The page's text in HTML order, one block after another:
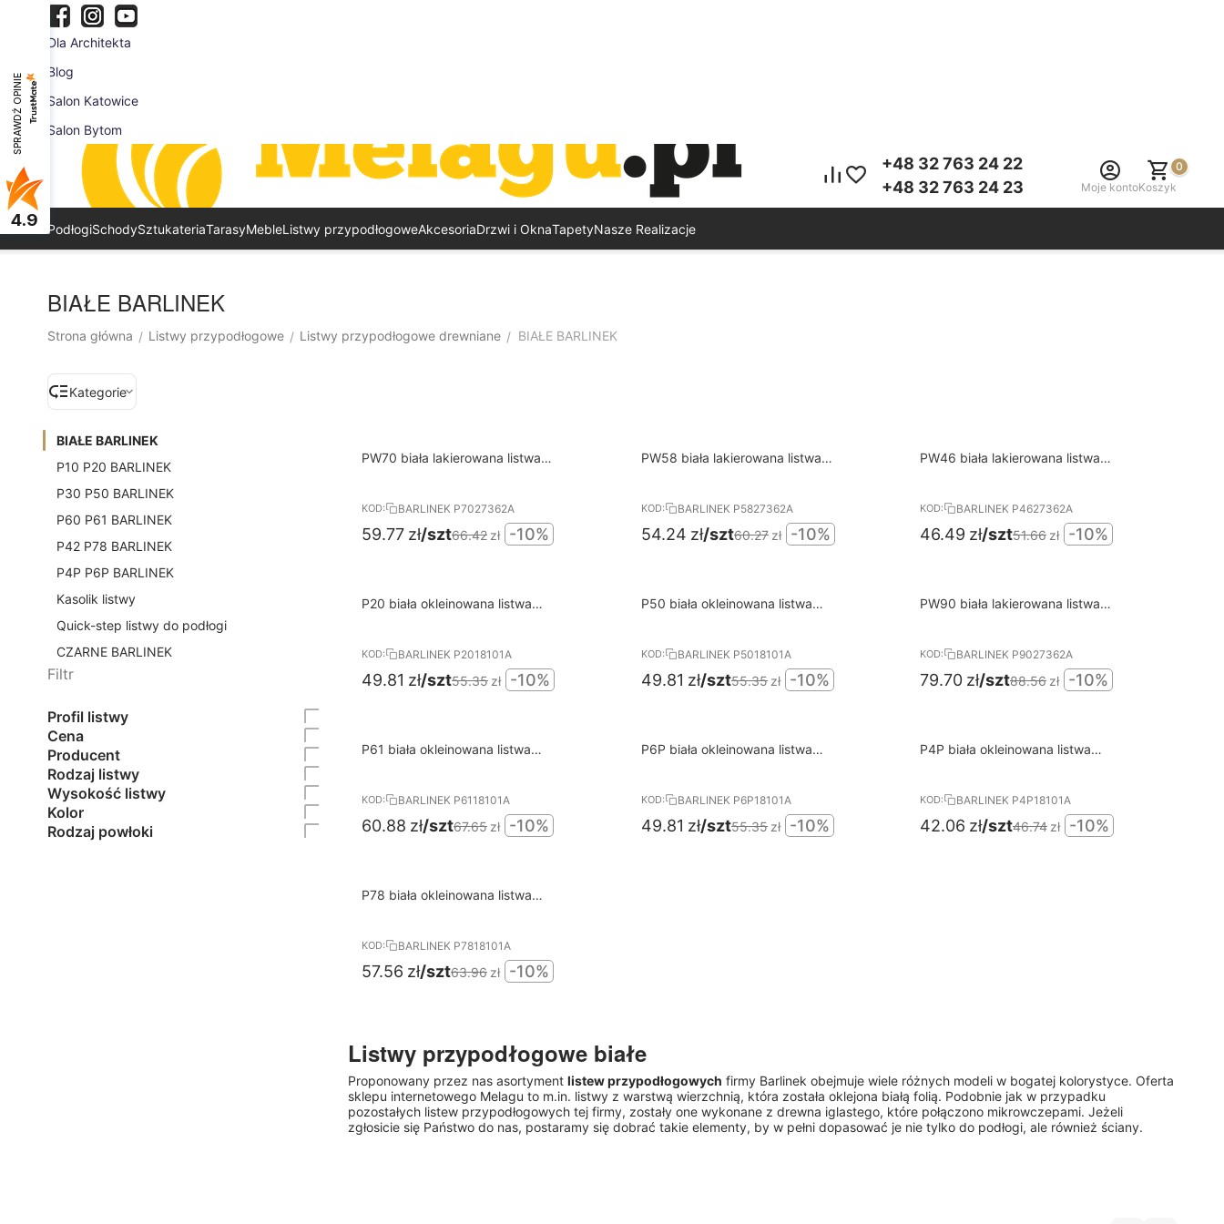
Dla Architekta
Blog
Salon Katowice
Salon Bytom
+48 32 763 24 22
+48 32 763 24 23
Moje konto
0
Koszyk
PodłogiSchodySztukateriaTarasyMebleListwy przypodłogoweAkcesoriaDrzwi i OknaTapetyNasze Realizacje
BIAŁE BARLINEK
Strona główna / Listwy przypodłogowe / Listwy przypodłogowe drewniane / BIAŁE BARLINEK
Kategorie
BIAŁE BARLINEK
P10 P20 BARLINEK
P30 P50 BARLINEK
P60 P61 BARLINEK
P42 P78 BARLINEK
P4P P6P BARLINEK
Kasolik listwy
Quick-step listwy do podłogi
CZARNE BARLINEK
Filtr
Profil listwy
Cena
Producent
Rodzaj listwy
Wysokość listwy
Kolor
Rodzaj powłoki
Listwy przypodłogowe białe
Proponowany przez nas asortyment listew przypodłogowych firmy Barlinek obejmuje wiele różnych modeli w bogatej kolorystyce. Oferta
sklepu internetowego Melagu to m.in. listwy z warstwą wierzchnią, która została oklejona białą folią. Podobnie jak w przypadku
pozostałych listew przypodłogowych tej firmy, zostały one wykonane z drewna iglastego, które połączono mikrowczepami. Jeżeli
zgłosicie się Państwo do nas, postaramy się dobrać takie elementy, by w pełni dopasować je nie tylko do podłogi, ale również ściany.
10%
PW70 biała lakierowana listwa
KOD: BARLINEK P7027362A
59.77 zł/szt66.42 zł -10%
10%
PW58 biała lakierowana listwa
KOD: BARLINEK P5827362A
54.24 zł/szt60.27 zł -10%
10%
PW46 biała lakierowana listwa
KOD: BARLINEK P4627362A
46.49 zł/szt51.66 zł -10%
10%
P20 biała okleinowana listwa
KOD: BARLINEK P2018101A
49.81 zł/szt55.35 zł -10%
10%
P50 biała okleinowana listwa
KOD: BARLINEK P5018101A
49.81 zł/szt55.35 zł -10%
10%
PW90 biała lakierowana listwa
KOD: BARLINEK P9027362A
79.70 zł/szt88.56 zł -10%
10%
P61 biała okleinowana listwa
KOD: BARLINEK P6118101A
60.88 zł/szt67.65 zł -10%
10%
P6P biała okleinowana listwa
KOD: BARLINEK P6P18101A
49.81 zł/szt55.35 zł -10%
10%
P4P biała okleinowana listwa
KOD: BARLINEK P4P18101A
42.06 zł/szt46.74 zł -10%
10%
P78 biała okleinowana listwa
KOD: BARLINEK P7818101A
57.56 zł/szt63.96 zł -10%
SPRAWDŹ OPINIE
4.9